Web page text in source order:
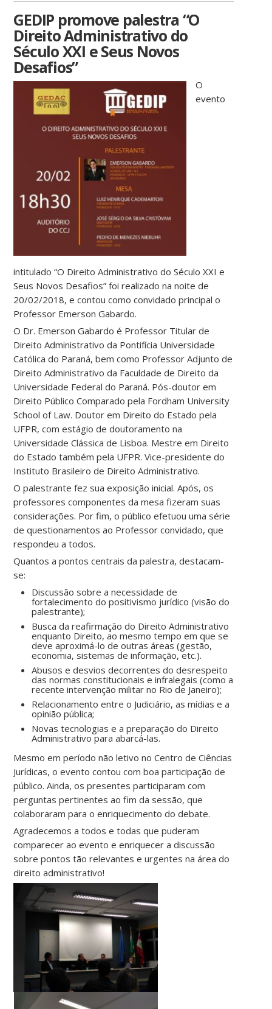
GEDIP promove palestra “O
Direito Administrativo do
Século XXI e Seus Novos
Desafios”
O
evento
intitulado “O Direito Administrativo do Século XXI e
Seus Novos Desafios” foi realizado na noite de
20/02/2018, e contou como convidado principal o
Professor Emerson Gabardo.
O Dr. Emerson Gabardo é Professor Titular de
Direito Administrativo da Pontifícia Universidade
Católica do Paraná, bem como Professor Adjunto de
Direito Administrativo da Faculdade de Direito da
Universidade Federal do Paraná. Pós-doutor em
Direito Público Comparado pela Fordham University
School of Law. Doutor em Direito do Estado pela
UFPR, com estágio de doutoramento na
Universidade Clássica de Lisboa. Mestre em Direito
do Estado também pela UFPR. Vice-presidente do
Instituto Brasileiro de Direito Administrativo.
O palestrante fez sua exposição inicial. Após, os
professores componentes da mesa fizeram suas
considerações. Por fim, o público efetuou uma série
de questionamentos ao Professor convidado, que
respondeu a todos.
Quantos a pontos centrais da palestra, destacam-
se:
Discussão sobre a necessidade de
fortalecimento do positivismo jurídico (visão do
palestrante);
Busca da reafirmação do Direito Administrativo
enquanto Direito, ao mesmo tempo em que se
deve aproximá-lo de outras áreas (gestão,
economia, sistemas de informação, etc.).
Abusos e desvios decorrentes do desrespeito
das normas constitucionais e infralegais (como a
recente intervenção militar no Rio de Janeiro);
Relacionamento entre o Judiciário, as mídias e a
opinião pública;
Novas tecnologias e a preparação do Direito
Administrativo para abarcá-las.
Mesmo em período não letivo no Centro de Ciências
Jurídicas, o evento contou com boa participação de
público. Ainda, os presentes participaram com
perguntas pertinentes ao fim da sessão, que
colaboraram para o enriquecimento do debate.
Agradecemos a todos e todas que puderam
comparecer ao evento e enriquecer a discussão
sobre pontos tão relevantes e urgentes na área do
direito administrativo!